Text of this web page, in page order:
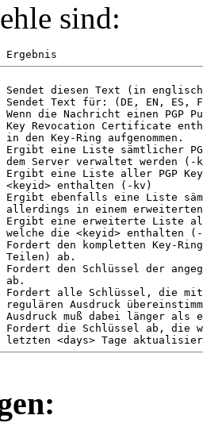
sind:
diesen Text (in
Text für: (DE, EN, ES,
die Nachricht einen PGP
Key Revocation Certificate
den Key-Ring aufgenommen.
eine Liste sämtlicher
dem Server verwaltet werden (-
eine Liste aller PGP
enthalten (-kv)
Ergibt ebenfalls eine Liste
allerdings in einem
Ergibt eine erweiterte Liste
welche die <keyid> enthalten
den kompletten Key-Ring
Teilen) ab.
den Schlüssel der
ab.
alle Schlüssel, die mit
regulären Ausdruck
Ausdruck muß dabei länger als
die Schlüssel ab, die